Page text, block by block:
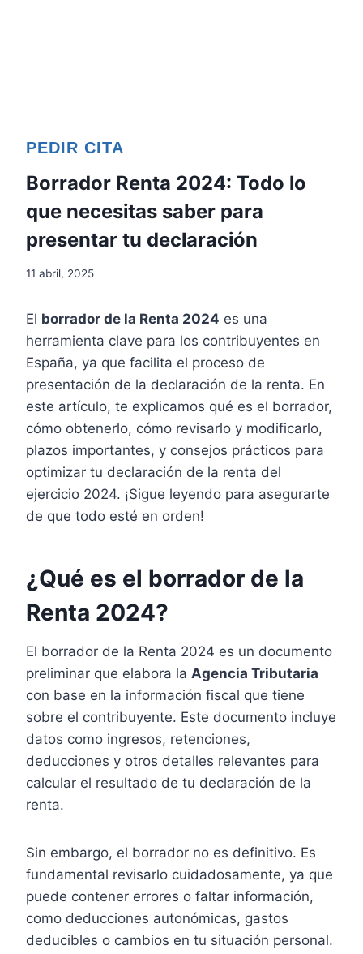
PEDIR CITA
Borrador Renta 2024: Todo lo
que necesitas saber para
presentar tu declaración
11 abril, 2025
El borrador de la Renta 2024 es una
herramienta clave para los contribuyentes en
España, ya que facilita el proceso de
presentación de la declaración de la renta. En
este artículo, te explicamos qué es el borrador,
cómo obtenerlo, cómo revisarlo y modificarlo,
plazos importantes, y consejos prácticos para
optimizar tu declaración de la renta del
ejercicio 2024. ¡Sigue leyendo para asegurarte
de que todo esté en orden!
¿Qué es el borrador de la
Renta 2024?
El borrador de la Renta 2024 es un documento
preliminar que elabora la Agencia Tributaria
con base en la información fiscal que tiene
sobre el contribuyente. Este documento incluye
datos como ingresos, retenciones,
deducciones y otros detalles relevantes para
calcular el resultado de tu declaración de la
renta.
Sin embargo, el borrador no es definitivo. Es
fundamental revisarlo cuidadosamente, ya que
puede contener errores o faltar información,
como deducciones autonómicas, gastos
deducibles o cambios en tu situación personal.